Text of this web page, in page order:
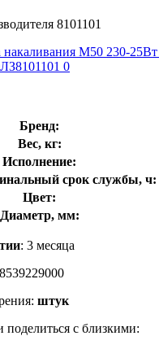
8101101
Бренд:
Вес, кг:
Исполнение:
срок службы, ч:
Цвет:
Диаметр, мм:
: 3 месяца
штук
поделиться с близкими: